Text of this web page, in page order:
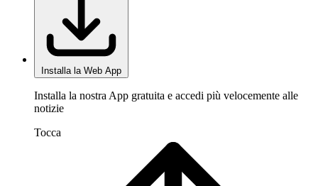
Installa la Web App
Installa la nostra App gratuita e accedi più velocemente alle
notizie
Tocca